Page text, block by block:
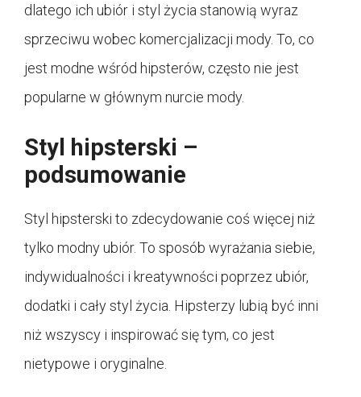
dlatego ich ubiór i styl życia stanowią wyraz
sprzeciwu wobec komercjalizacji mody. To, co
jest modne wśród hipsterów, często nie jest
popularne w głównym nurcie mody.
Styl hipsterski –
podsumowanie
Styl hipsterski to zdecydowanie coś więcej niż
tylko modny ubiór. To sposób wyrażania siebie,
indywidualności i kreatywności poprzez ubiór,
dodatki i cały styl życia. Hipsterzy lubią być inni
niż wszyscy i inspirować się tym, co jest
nietypowe i oryginalne.